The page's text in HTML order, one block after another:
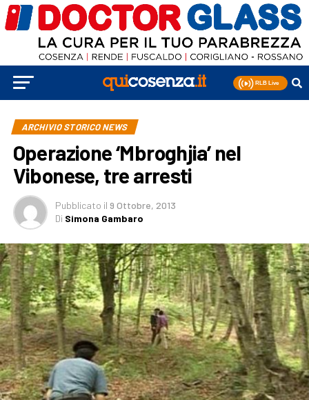
ARCHIVIO STORICO NEWS
Operazione ‘Mbroghjia’ nel
Vibonese, tre arresti
Pubblicato il 9 Ottobre, 2013
Di Simona Gambaro